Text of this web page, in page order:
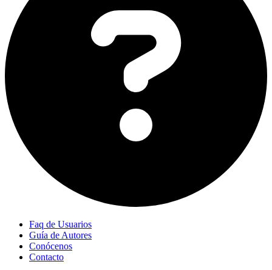
Faq de Usuarios
Guía de Autores
Conócenos
Contacto